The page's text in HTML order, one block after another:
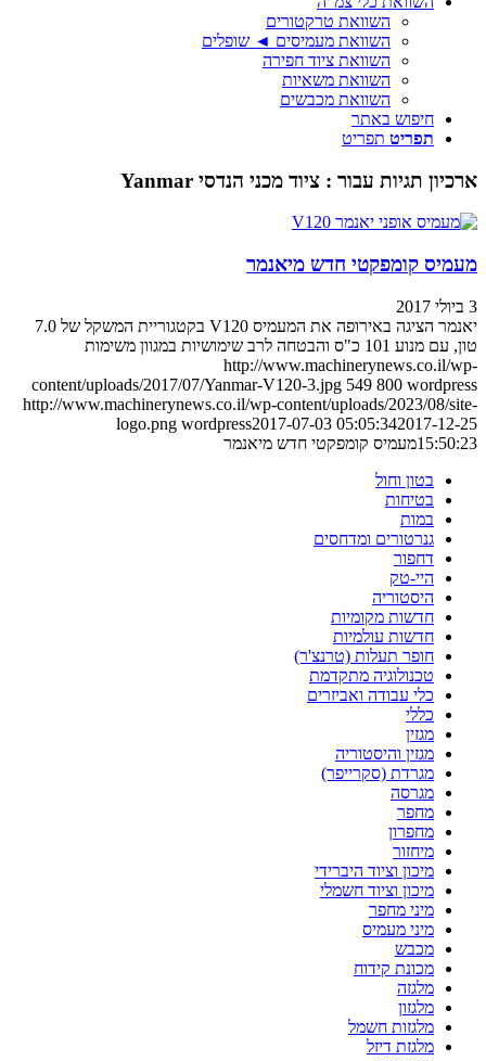
השוואת טרקטורים
השוואת מעמיסים ◄ שופלים
השוואת ציוד חפירה
השוואת משאיות
השוואת מכבשים
חיפוש באתר
תפריט תפריט
ארכיון תגיות עבור : ציוד מכני הנדסי Yanmar
מעמיס קומפקטי חדש מיאנמר
3 ביולי 2017
יאנמר הציגה באירופה את המעמיס V120 בקטגוריית המשקל של 7.0
טון, עם מנוע 101 כ"ס והבטחה לרב שימושיות במגוון משימות
http://www.machinerynews.co.il/wp-
content/uploads/2017/07/Yanmar-V120-3.jpg 549 800 wordpress
http://www.machinerynews.co.il/wp-content/uploads/2023/08/site-
logo.png wordpress2017-07-03 05:05:342017-12-25
15:50:23מעמיס קומפקטי חדש מיאנמר
בטון וחול
בטיחות
במות
גנרטורים ומדחסים
דחפור
היי-טק
היסטוריה
חדשות מקומיות
חדשות עולמיות
חופר תעלות (טרנצ'ר)
טכנולוגיה מתקדמת
כלי עבודה ואביזרים
כללי
מגזין
מגזין והיסטוריה
מגרדת (סקרייפר)
מגרסה
מחפר
מחפרון
מיחזור
מיכון וציוד היברידי
מיכון וציוד חשמלי
מיני מחפר
מיני מעמיס
מכבש
מכונת קידוח
מלגזה
מלגזון
מלגזות חשמל
מלגזת דיזל